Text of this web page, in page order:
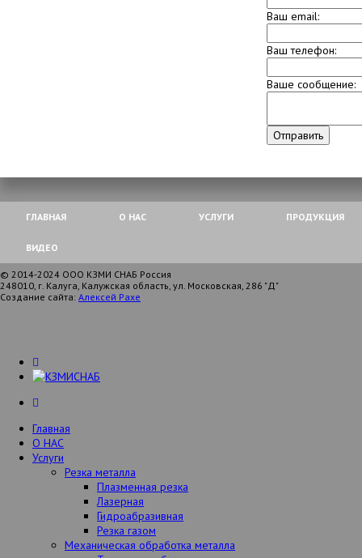
Ваш email:
Ваш телефон:
Ваше сообщение:
Отправить
ГЛАВНАЯ О НАС УСЛУГИ ПРОДУКЦИЯ
ВИДЕО
© 2014-2024 ООО КЗМИ СНАБ Россия
248010, г. Калуга, Калужская область, ул. Московская, 286 "Д"
Создание сайта: Алексей Рахе
Главная
О НАС
Услуги
Резка металла
Плазменная резка
Лазерная
Гидроабразивная
Резка газом
Механическая обработка металла